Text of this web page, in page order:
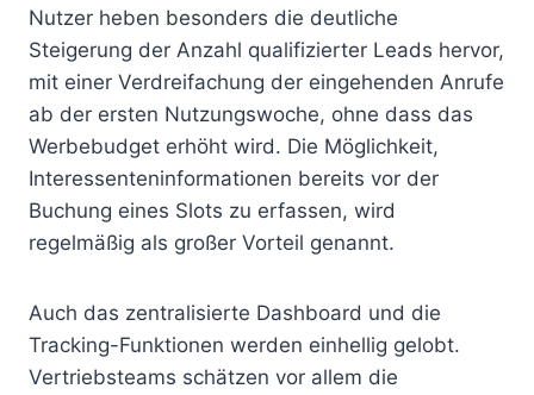
Nutzer heben besonders die deutliche
Steigerung der Anzahl qualifizierter Leads hervor,
mit einer Verdreifachung der eingehenden Anrufe
ab der ersten Nutzungswoche, ohne dass das
Werbebudget erhöht wird. Die Möglichkeit,
Interessenteninformationen bereits vor der
Buchung eines Slots zu erfassen, wird
regelmäßig als großer Vorteil genannt.
Auch das zentralisierte Dashboard und die
Tracking-Funktionen werden einhellig gelobt.
Vertriebsteams schätzen vor allem die